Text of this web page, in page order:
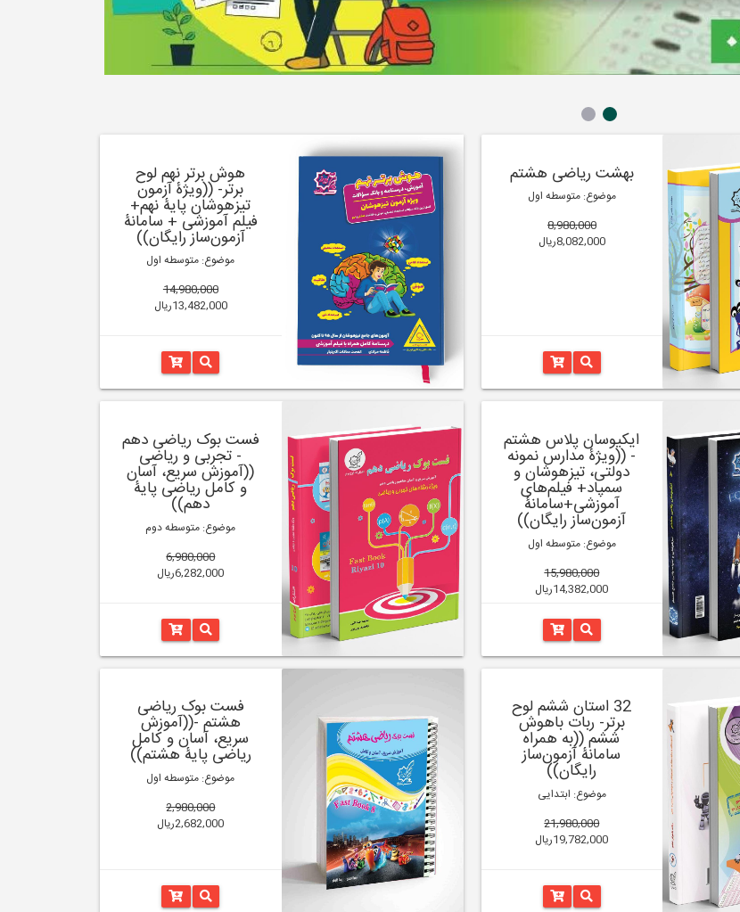
بهشت ریاضی هشتم
موضوع: متوسطه اول
8,980,000
8,082,000ریال
هوش برتر نهم لوح
برتر- ((ویژۀ آزمون
تیزهوشان پایۀ نهم+
فیلم آموزشی + سامانۀ
آزمون‌ساز رایگان))
موضوع: متوسطه اول
14,980,000
13,482,000ریال
ایکیوسان پلاس هشتم
- ((ویژۀ مدارس نمونه
دولتی، تیزهوشان و
سمپاد+ فیلم‌های
آموزشی+سامانۀ
آزمون‌ساز رایگان))
موضوع: متوسطه اول
15,980,000
14,382,000ریال
فست بوک ریاضی دهم
- تجربی و ریاضی
((آموزش سریع، آسان
و کامل ریاضی پایۀ
دهم))
موضوع: متوسطه دوم
6,980,000
6,282,000ریال
32 استان ششم لوح
برتر- ربات باهوش
ششم ((به همراه
سامانۀ آزمون‌ساز
رایگان))
موضوع: ابتدایی
21,980,000
19,782,000ریال
فست بوک ریاضی
هشتم -((آموزش
سریع، آسان و کامل
ریاضی پایۀ هشتم))
موضوع: متوسطه اول
2,980,000
2,682,000ریال